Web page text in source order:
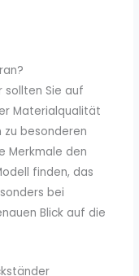
sollten Sie auf
Materialqualität
zu besonderen
Merkmale den
finden, das
bei
Blick auf die